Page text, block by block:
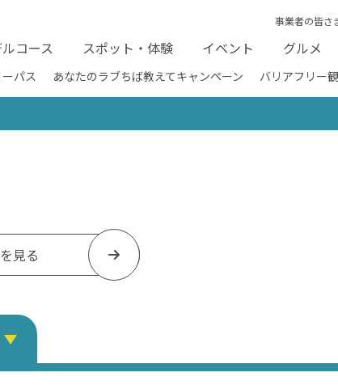
事業者の皆さ
コース スポット・体験 イベント グルメ
パス あなたのラブちば教えてキャンペーン バリアフリー
見る